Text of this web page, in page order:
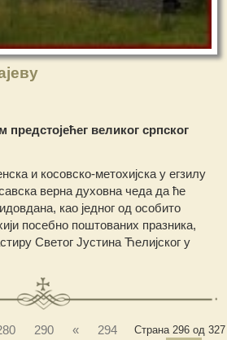
великог српског
и косовско-метохијска у егзилу
верна духовна чеда да ће
као једног од особито
посебно поштованих празника,
Светог Јустина Ћелијског у
Страна 296 од 327
290 « 294